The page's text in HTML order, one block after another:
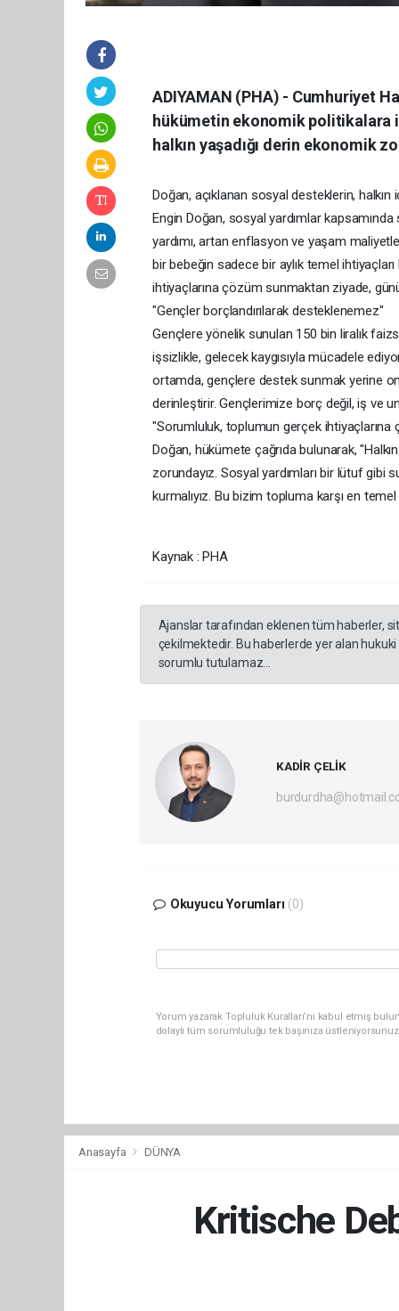
ADIYAMAN (PHA) - Cumhuriyet
hükümetin ekonomik politikalara
halkın yaşadığı derin ekonomik
Doğan, açıklanan sosyal desteklerin,
Engin Doğan, sosyal yardımlar
yardımı, artan enflasyon ve yaşam
bir bebeğin sadece bir aylık temel
ihtiyaçlarına çözüm sunmaktan ziyade,
"Gençler borçlandırılarak desteklenemez"
Gençlere yönelik sunulan 150 bin liralık
işsizlikle, gelecek kaygısıyla mücadele
ortamda, gençlere destek sunmak yerine
derinleştirir. Gençlerimize borç değil, iş ve
"Sorumluluk, toplumun gerçek
Doğan, hükümete çağrıda bulunarak,
zorundayız. Sosyal yardımları bir lütuf
kurmalıyız. Bu bizim topluma karşı en
Kaynak : PHA
Ajanslar tarafından eklenen tüm haberler,
çekilmektedir. Bu haberlerde yer alan
sorumlu tutulamaz...
KADİR ÇELİK
Okuyucu Yorumları (0)
Yorum yazarak Topluluk Kuralları’nı kabul etmiş
dolaylı tüm sorumluluğu tek başınıza
Anasayfa DÜNYA
Kritische